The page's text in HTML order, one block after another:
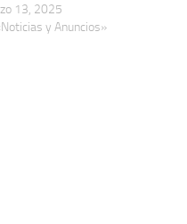
13, 2025
y Anuncios»